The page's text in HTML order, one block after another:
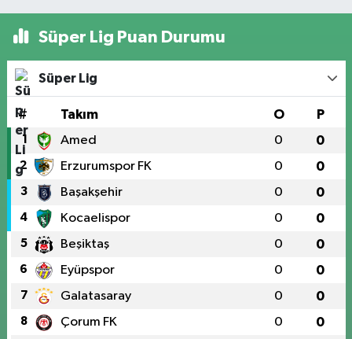
Süper Lig Puan Durumu
Süper Lig
# Takım O P
1 Amed 0 0
2 Erzurumspor FK 0 0
3 Başakşehir 0 0
4 Kocaelispor 0 0
5 Beşiktaş 0 0
6 Eyüpspor 0 0
7 Galatasaray 0 0
8 Çorum FK 0 0